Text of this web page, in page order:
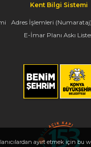
Kent Bilgi Sistemi
Adres İşlemleri (Numarataj)
E-İmar Planı Askı
ayırt etmek için bu